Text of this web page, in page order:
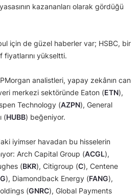
kazananları olarak gördüğü
için de güzel haberler var; HSBC, bir
yükseltti.
analistleri, yapay zekânın can
merkezi sektöründe Eaton (ETN),
Technology (AZPN), General
(HUBB) beğeniyor.
iyimser havadan bu hisselerin
Arch Capital Group (ACGL),
(BKR), Citigroup (C), Centene
), Diamondback Energy (FANG),
(GNRC), Global Payments